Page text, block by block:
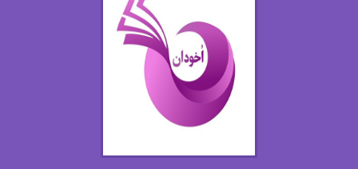
باران
بهار سلطانی
بهاره شیرازی
بهاره.م
بیتا فرخی